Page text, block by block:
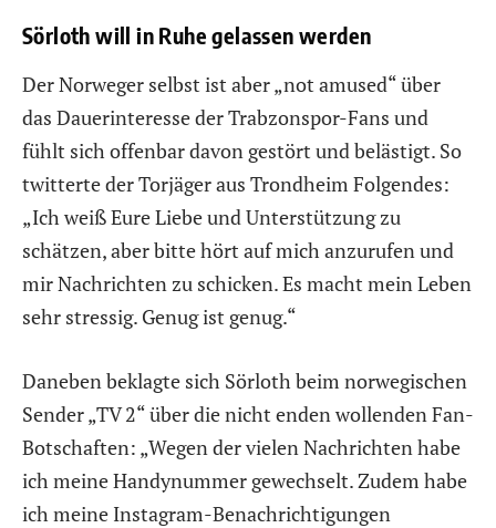
Sörloth will in Ruhe gelassen werden
Der Norweger selbst ist aber „not amused“ über
das Dauerinteresse der Trabzonspor-Fans und
fühlt sich offenbar davon gestört und belästigt. So
twitterte der Torjäger aus Trondheim Folgendes:
„Ich weiß Eure Liebe und Unterstützung zu
schätzen, aber bitte hört auf mich anzurufen und
mir Nachrichten zu schicken. Es macht mein Leben
sehr stressig. Genug ist genug.“
Daneben beklagte sich Sörloth beim norwegischen
Sender „TV 2“ über die nicht enden wollenden Fan-
Botschaften: „Wegen der vielen Nachrichten habe
ich meine Handynummer gewechselt. Zudem habe
ich meine Instagram-Benachrichtigungen